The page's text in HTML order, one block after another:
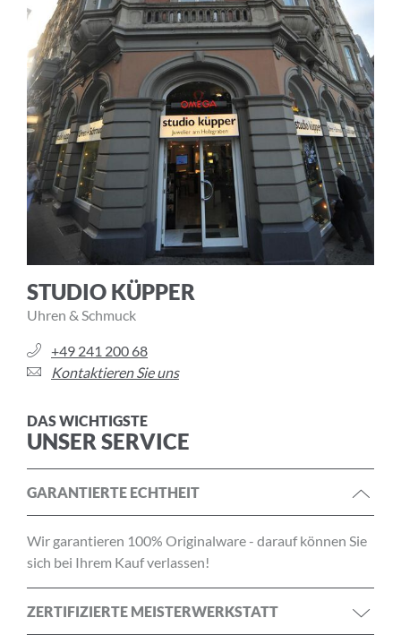
STUDIO KÜPPER
Uhren & Schmuck
+49 241 200 68
Kontaktieren Sie uns
DAS WICHTIGSTE
UNSER SERVICE
GARANTIERTE ECHTHEIT
Wir garantieren 100% Originalware - darauf können Sie
sich bei Ihrem Kauf verlassen!
ZERTIFIZIERTE MEISTERWERKSTATT
Ich akzeptiere dieAllgemeinen
Geschäftsbedingungenund die
Datenschutzerklärung
ABBRECHEN
ANMELDEN